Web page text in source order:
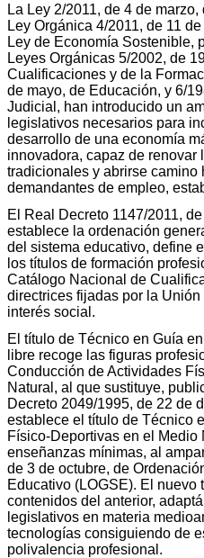
La Ley 2/2011, de 4 de
Ley Orgánica 4/2011, de 11
Ley de Economía Sostenible,
Leyes Orgánicas 5/2002, de
Cualificaciones y de la
de mayo, de Educación, y 6/
Judicial, han introducido un
legislativos necesarios para
desarrollo de una economía
innovadora, capaz de renovar
tradicionales y abrirse
demandantes de empleo,
El Real Decreto 1147/2011,
establece la ordenación
del sistema educativo, define
los títulos de formación
Catálogo Nacional de
directrices fijadas por la
interés social.
El título de Técnico en Guía
libre recoge las figuras
Conducción de Actividades
Natural, al que sustituye,
Decreto 2049/1995, de 22 de
establece el título de Técnico
Físico-Deportivas en el
enseñanzas mínimas, al
de 3 de octubre, de
Educativo (LOGSE). El
contenidos del anterior,
legislativos en materia
tecnologías consiguiendo de
polivalencia profesional.